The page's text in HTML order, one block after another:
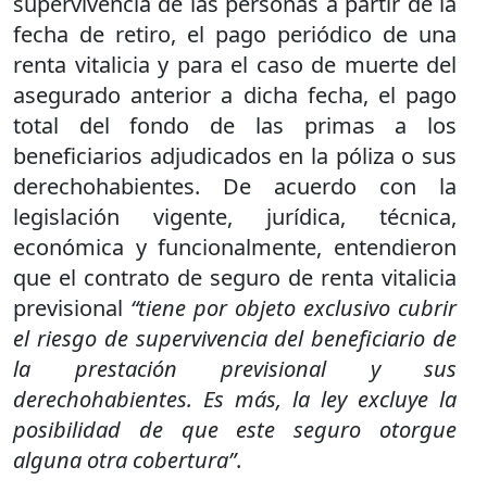
fecha de retiro, el pago periódico de una
renta vitalicia y para el caso de muerte del
asegurado anterior a dicha fecha, el pago
total del fondo de las primas a los
beneficiarios adjudicados en la póliza o sus
derechohabientes. De acuerdo con la
legislación vigente, jurídica, técnica,
económica y funcionalmente, entendieron
que el contrato de seguro de renta vitalicia
previsional “tiene por objeto exclusivo cubrir
el riesgo de supervivencia del beneficiario de
la prestación previsional y sus
derechohabientes. Es más, la ley excluye la
posibilidad de que este seguro otorgue
alguna otra cobertura”.